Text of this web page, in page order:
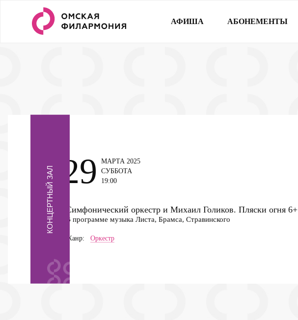
АФИША АБОНЕМЕНТЫ
КОНЦЕРТНЫЙ ЗАЛ Симфонический оркестр и Михаил Голиков. Пляски огня 6+
В программе музыка Листа, Брамса, Стравинского
Жанр: Оркестр
29
МАРТА 2025
СУББОТА
19:00